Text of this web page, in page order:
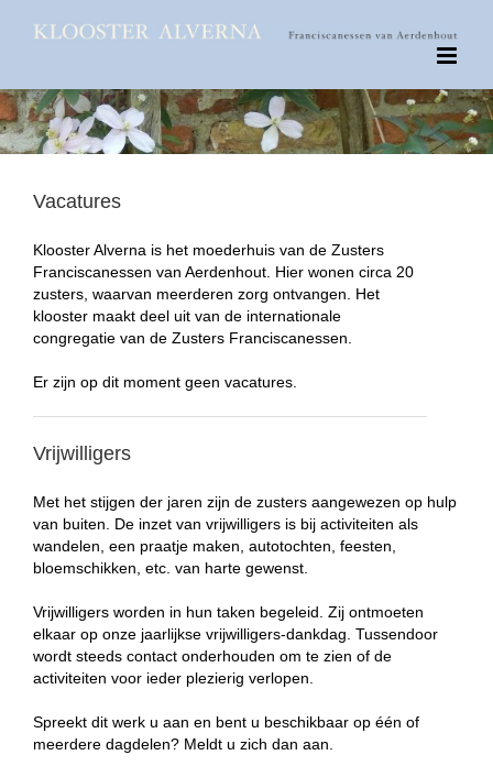
Vacatures
Klooster Alverna is het moederhuis van de Zusters
Franciscanessen van Aerdenhout. Hier wonen circa 20
zusters, waarvan meerderen zorg ontvangen. Het
klooster maakt deel uit van de internationale
congregatie van de Zusters Franciscanessen.
Er zijn op dit moment geen vacatures.
Vrijwilligers
Met het stijgen der jaren zijn de zusters aangewezen op hulp
van buiten. De inzet van vrijwilligers is bij activiteiten als
wandelen, een praatje maken, autotochten, feesten,
bloemschikken, etc. van harte gewenst.
Vrijwilligers worden in hun taken begeleid. Zij ontmoeten
elkaar op onze jaarlijkse vrijwilligers-dankdag. Tussendoor
wordt steeds contact onderhouden om te zien of de
activiteiten voor ieder plezierig verlopen.
Spreekt dit werk u aan en bent u beschikbaar op één of
meerdere dagdelen? Meldt u zich dan aan.